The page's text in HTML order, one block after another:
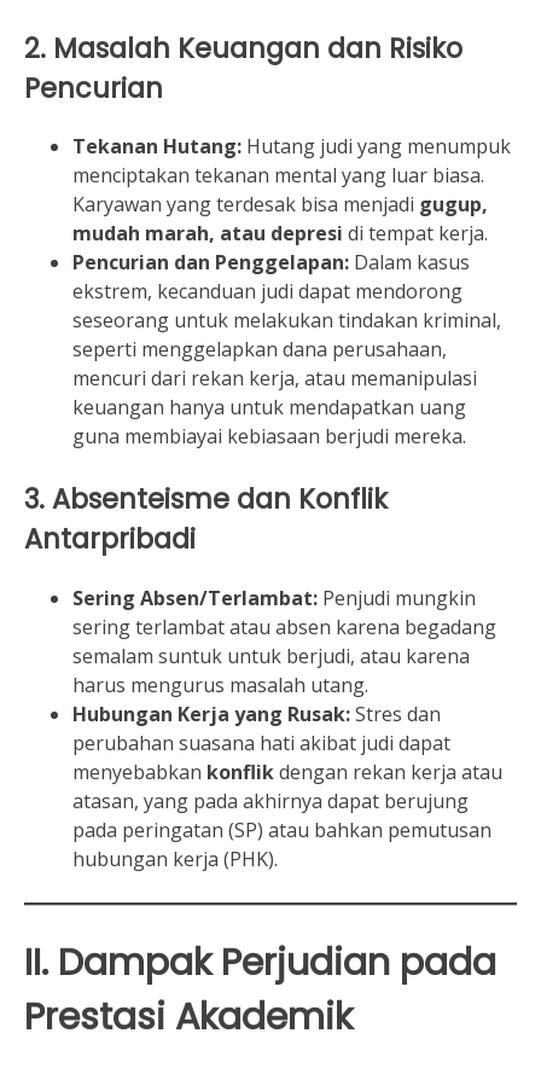
2. Masalah Keuangan dan Risiko
Pencurian
Tekanan Hutang: Hutang judi yang menumpuk
menciptakan tekanan mental yang luar biasa.
Karyawan yang terdesak bisa menjadi gugup,
mudah marah, atau depresi di tempat kerja.
Pencurian dan Penggelapan: Dalam kasus
ekstrem, kecanduan judi dapat mendorong
seseorang untuk melakukan tindakan kriminal,
seperti menggelapkan dana perusahaan,
mencuri dari rekan kerja, atau memanipulasi
keuangan hanya untuk mendapatkan uang
guna membiayai kebiasaan berjudi mereka.
3. Absenteisme dan Konflik
Antarpribadi
Sering Absen/Terlambat: Penjudi mungkin
sering terlambat atau absen karena begadang
semalam suntuk untuk berjudi, atau karena
harus mengurus masalah utang.
Hubungan Kerja yang Rusak:Stres dan
perubahan suasana hati akibat judi dapat
menyebabkan konflikdengan rekan kerja atau
atasan, yang pada akhirnya dapat berujung
pada peringatan (SP) atau bahkan pemutusan
hubungan kerja (PHK).
II. Dampak Perjudian pada
Prestasi Akademik